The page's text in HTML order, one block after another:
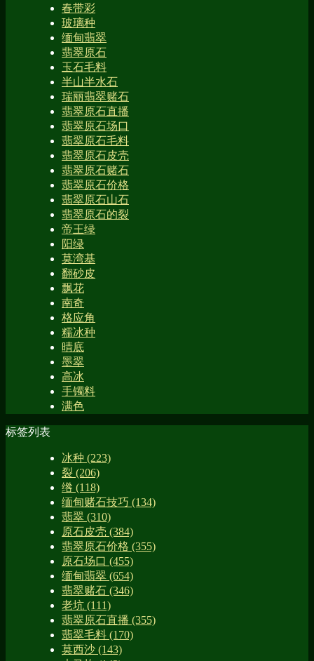
春带彩
玻璃种
缅甸翡翠
翡翠原石
玉石毛料
半山半水石
瑞丽翡翠赌石
翡翠原石直播
翡翠原石场口
翡翠原石毛料
翡翠原石皮壳
翡翠原石赌石
翡翠原石价格
翡翠原石山石
翡翠原石的裂
帝王绿
阳绿
莫湾基
翻砂皮
飘花
南奇
格应角
糯冰种
晴底
墨翠
高冰
手镯料
满色
标签列表
冰种 (223)
裂 (206)
绺 (118)
缅甸赌石技巧 (134)
翡翠 (310)
原石皮壳 (384)
翡翠原石价格 (355)
原石场口 (455)
缅甸翡翠 (654)
翡翠赌石 (346)
老坑 (111)
翡翠原石直播 (355)
翡翠毛料 (170)
莫西沙 (143)